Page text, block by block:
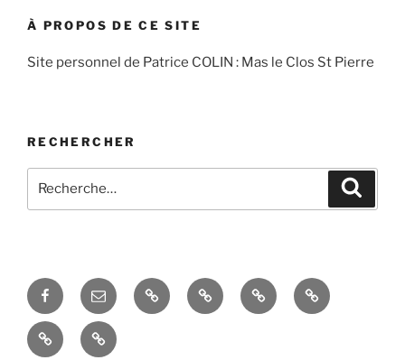
À PROPOS DE CE SITE
Site personnel de Patrice COLIN : Mas le Clos St Pierre
RECHERCHER
pour
FacebookCourriel
–
Email
Accés
admin
Hobby La
taille
Espace
domotique
Le
mas
La
réception